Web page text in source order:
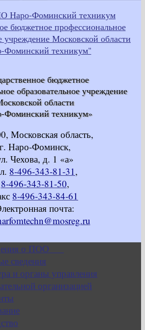
бюджетное
образовательное учреждение
области
Фоминский техникум»
Московская область,
г. Наро-Фоминск,
Чехова, д. 1 «а»
8-496-343-81-31,
8-496-343-81-50,
8-496-343-84-61
почта:
о ПОО
сведения
и органы управления
организацией